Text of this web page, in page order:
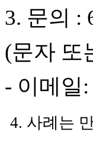
러
브
국
주
성
3. 문의 :
(문자 또
- 이메일
4. 사례는